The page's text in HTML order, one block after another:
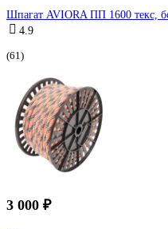
Шпагат AVIORA ПП 1600 текс,
4.9
(61)
3 000 ₽